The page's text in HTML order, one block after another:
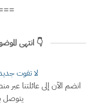
👇 انتهى
لا تفوت
انضم الآن إلى عائلتنا
يتوصل